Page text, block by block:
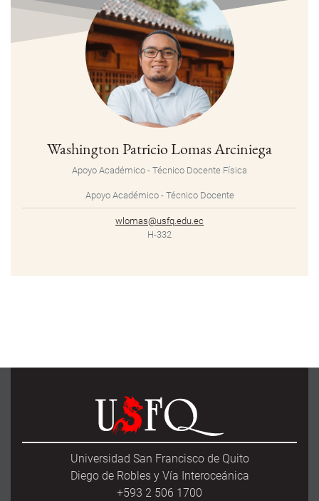
Washington Patricio Lomas Arciniega
Apoyo Académico - Técnico Docente Física
Apoyo Académico - Técnico Docente
wlomas@usfq.edu.ec
H-332
Universidad San Francisco de Quito
Diego de Robles y Vía Interoceánica
+593 2 506 1700